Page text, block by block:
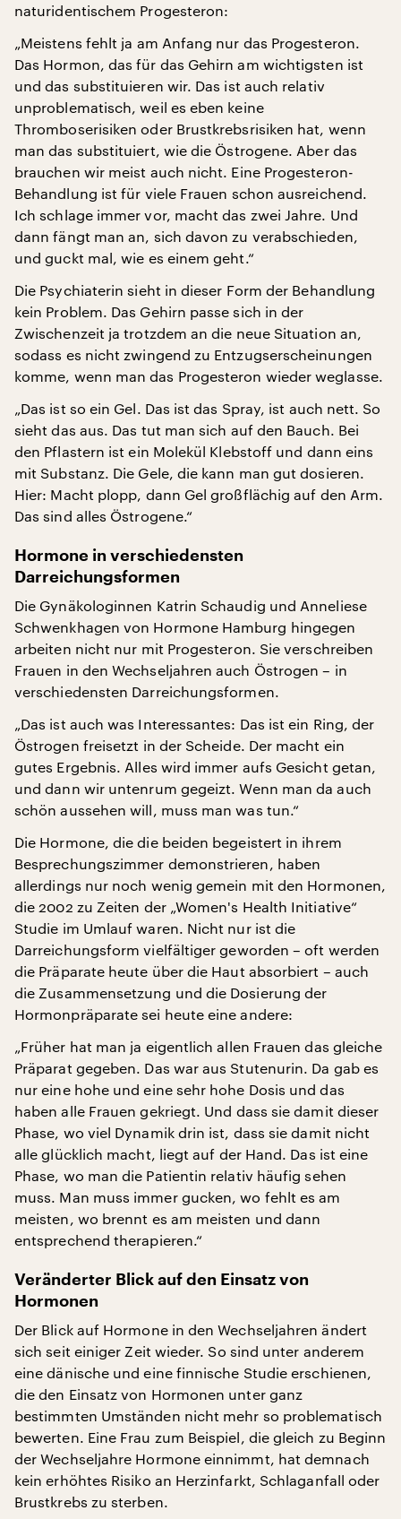
naturidentischem Progesteron:
„Meistens fehlt ja am Anfang nur das Progesteron.
Das Hormon, das für das Gehirn am wichtigsten ist
und das substituieren wir. Das ist auch relativ
unproblematisch, weil es eben keine
Thromboserisiken oder Brustkrebsrisiken hat, wenn
man das substituiert, wie die Östrogene. Aber das
brauchen wir meist auch nicht. Eine Progesteron-
Behandlung ist für viele Frauen schon ausreichend.
Ich schlage immer vor, macht das zwei Jahre. Und
dann fängt man an, sich davon zu verabschieden,
und guckt mal, wie es einem geht.“
Die Psychiaterin sieht in dieser Form der Behandlung
kein Problem. Das Gehirn passe sich in der
Zwischenzeit ja trotzdem an die neue Situation an,
sodass es nicht zwingend zu Entzugserscheinungen
komme, wenn man das Progesteron wieder weglasse.
„Das ist so ein Gel. Das ist das Spray, ist auch nett. So
sieht das aus. Das tut man sich auf den Bauch. Bei
den Pflastern ist ein Molekül Klebstoff und dann eins
mit Substanz. Die Gele, die kann man gut dosieren.
Hier: Macht plopp, dann Gel großflächig auf den Arm.
Das sind alles Östrogene.“
Hormone in verschiedensten
Darreichungsformen
Die Gynäkologinnen Katrin Schaudig und Anneliese
Schwenkhagen von Hormone Hamburg hingegen
arbeiten nicht nur mit Progesteron. Sie verschreiben
Frauen in den Wechseljahren auch Östrogen – in
verschiedensten Darreichungsformen.
„Das ist auch was Interessantes: Das ist ein Ring, der
Östrogen freisetzt in der Scheide. Der macht ein
gutes Ergebnis. Alles wird immer aufs Gesicht getan,
und dann wir untenrum gegeizt. Wenn man da auch
schön aussehen will, muss man was tun.“
Die Hormone, die die beiden begeistert in ihrem
Besprechungszimmer demonstrieren, haben
allerdings nur noch wenig gemein mit den Hormonen,
die 2002 zu Zeiten der „Women's Health Initiative“
Studie im Umlauf waren. Nicht nur ist die
Darreichungsform vielfältiger geworden – oft werden
die Präparate heute über die Haut absorbiert – auch
die Zusammensetzung und die Dosierung der
Hormonpräparate sei heute eine andere:
„Früher hat man ja eigentlich allen Frauen das gleiche
Präparat gegeben. Das war aus Stutenurin. Da gab es
nur eine hohe und eine sehr hohe Dosis und das
haben alle Frauen gekriegt. Und dass sie damit dieser
Phase, wo viel Dynamik drin ist, dass sie damit nicht
alle glücklich macht, liegt auf der Hand. Das ist eine
Phase, wo man die Patientin relativ häufig sehen
muss. Man muss immer gucken, wo fehlt es am
meisten, wo brennt es am meisten und dann
entsprechend therapieren.“
Veränderter Blick auf den Einsatz von
Hormonen
Der Blick auf Hormone in den Wechseljahren ändert
sich seit einiger Zeit wieder. So sind unter anderem
eine dänische und eine finnische Studie erschienen,
die den Einsatz von Hormonen unter ganz
bestimmten Umständen nicht mehr so problematisch
bewerten. Eine Frau zum Beispiel, die gleich zu Beginn
der Wechseljahre Hormone einnimmt, hat demnach
kein erhöhtes Risiko an Herzinfarkt, Schlaganfall oder
Brustkrebs zu sterben.